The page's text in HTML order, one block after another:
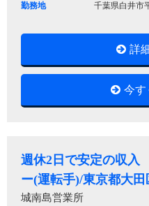
勤務地 千葉県白井市
詳
今す
週休2日で安定の収
ー(運転手)/東京都大田
城南島営業所